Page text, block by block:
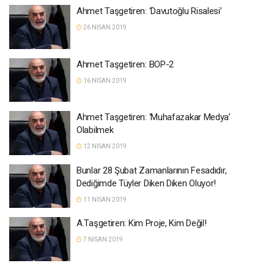
Ahmet Taşgetiren: ‘Davutoğlu Risalesi’
26 NISAN 2019
Ahmet Taşgetiren: BOP-2
16 NISAN 2019
Ahmet Taşgetiren: ‘Muhafazakar Medya’
Olabilmek
12 NISAN 2019
Bunlar 28 Şubat Zamanlarının Fesadıdır,
Dediğimde Tüyler Diken Diken Oluyor!
11 NISAN 2019
A.Taşgetiren: Kim Proje, Kim Değil!
7 NISAN 2019